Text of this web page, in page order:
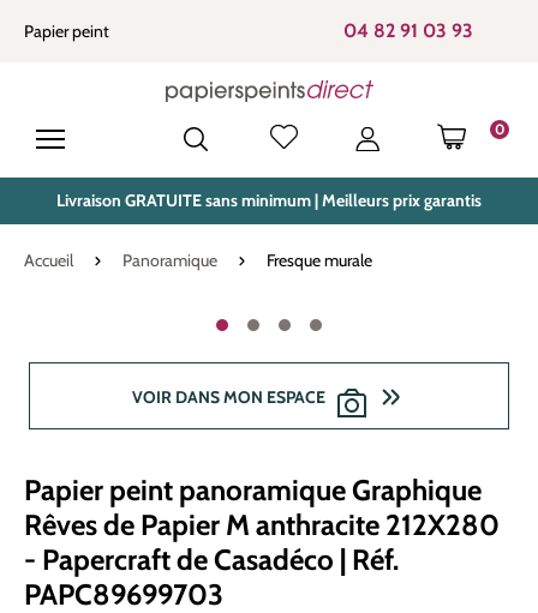
principal
Papier peint 04 82 91 03 93
0
LE
Livraison GRATUITE sans minimum | Meilleurs prix garantis
Accueil Panoramique Fresque murale
VOIR DANS MON ESPACE
Papier peint panoramique Graphique
Rêves de Papier M anthracite 212X280
- Papercraft de Casadéco | Réf.
PAPC89699703